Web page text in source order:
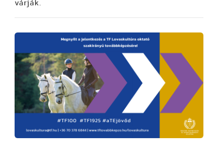
várják.